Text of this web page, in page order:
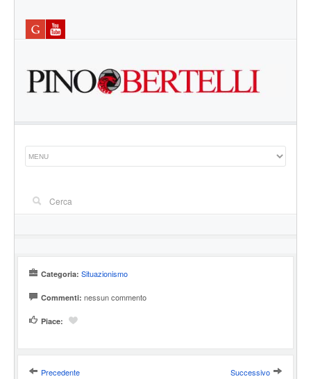
Categoria: Situazionismo
Commenti: nessun commento
Piace:
Precedente Successivo